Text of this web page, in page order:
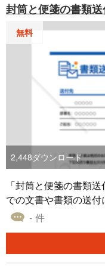
式で編集が容易＞ 商
ど、用途に応じた柔
ムーズに作成＞ ビジ
がら作成できます。
ロードですぐに活用
間や外注コストを削減
封筒と便箋の書類送
無料
2,448ダウンロード
「封筒と便箋の書類
での文書や書類の送
で統一されたデザイ
製品の資料をパート
イアントに届けると
- 件